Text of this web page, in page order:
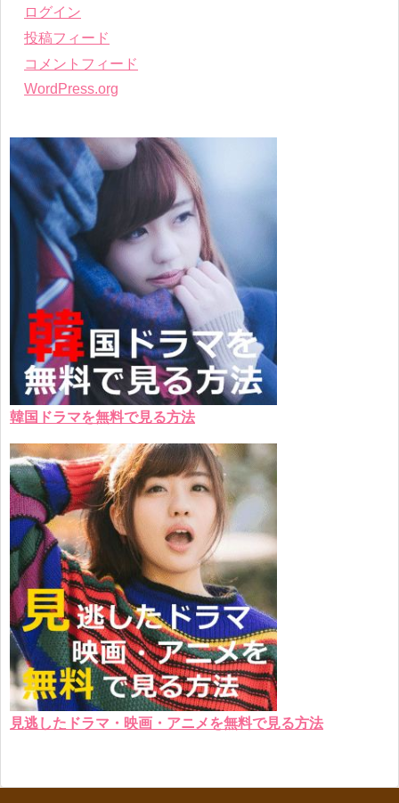
ログイン
投稿フィード
コメントフィード
WordPress.org
韓国ドラマを無料で見る方法
見逃したドラマ・映画・アニメを無料で見る方法